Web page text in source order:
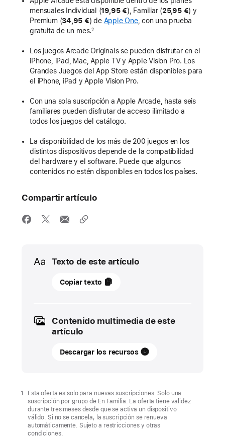
mensuales Individual (19,95 €), Familiar (25,95 €) y
Premium (34,95 €) de Apple One, con una prueba
gratuita de un mes.2
Los juegos Arcade Originals se pueden disfrutar en el
iPhone, iPad, Mac, Apple TV y Apple Vision Pro. Los
Grandes Juegos del App Store están disponibles para
el iPhone, iPad y Apple Vision Pro.
Con una sola suscripción a Apple Arcade, hasta seis
familiares pueden disfrutar de acceso ilimitado a
todos los juegos del catálogo.
La disponibilidad de los más de 200 juegos en los
distintos dispositivos depende de la compatibilidad
del hardware y el software. Puede que algunos
contenidos no estén disponibles en todos los países.
Compartir artículo
Texto de este artículo
12
de
2026
NOVEDAD
exclusivo
de
Bluey
llega
Copiar texto
Contenido multimedia de este
artículo
Descargar los recursos
Esta oferta es solo para nuevas suscripciones. Solo una
suscripción por grupo de En Familia. La oferta tiene validez
durante tres meses desde que se activa un dispositivo
válido. Si no se cancela, la suscripción se renueva
automáticamente. Sujeto a restricciones y otras
condiciones.